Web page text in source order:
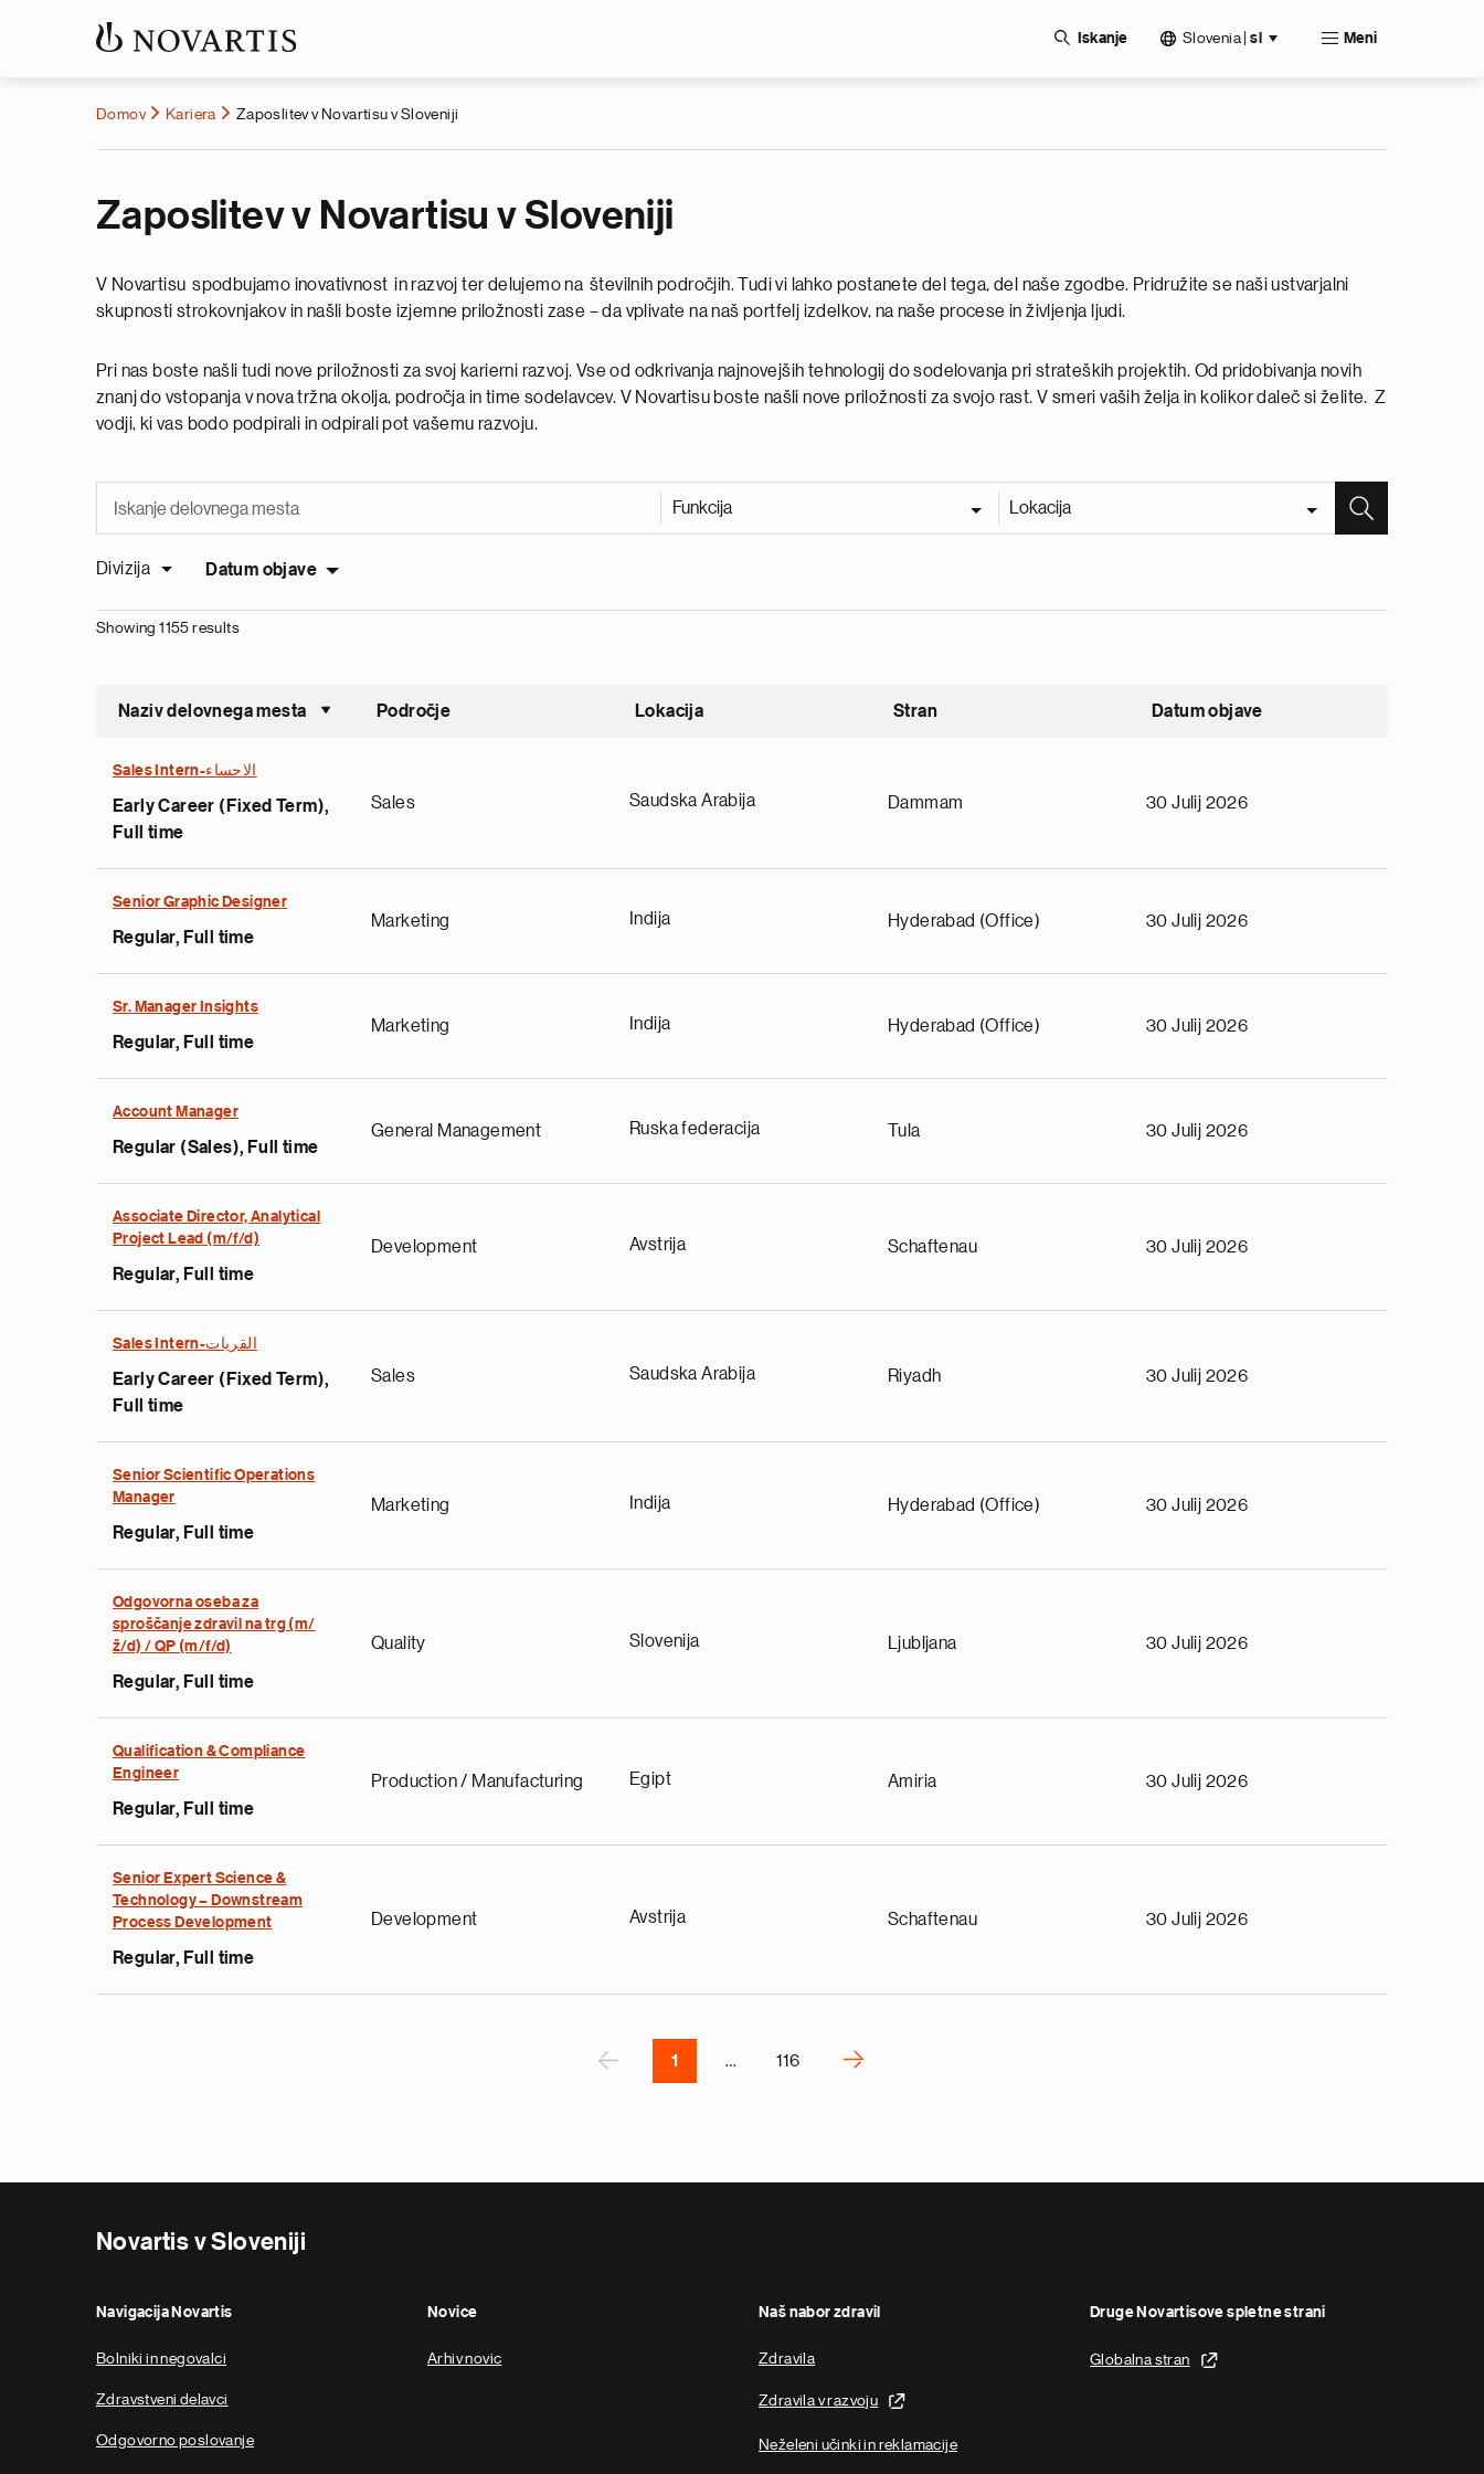
Iskanje Slovenia sl Meni
Domov Kariera Zaposlitev v Novartisu v Sloveniji
Zaposlitev v Novartisu v Sloveniji
V Novartisu spodbujamo inovativnost in razvoj ter delujemo na številnih področjih. Tudi vi lahko postanete del tega, del naše zgodbe. Pridružite se naši ustvarjalni
skupnosti strokovnjakov in našli boste izjemne priložnosti zase – da vplivate na naš portfelj izdelkov, na naše procese in življenja ljudi.
Pri nas boste našli tudi nove priložnosti za svoj karierni razvoj. Vse od odkrivanja najnovejših tehnologij do sodelovanja pri strateških projektih. Od pridobivanja novih
znanj do vstopanja v nova tržna okolja, področja in time sodelavcev. V Novartisu boste našli nove priložnosti za svojo rast. V smeri vaših želja in kolikor daleč si želite. Z
vodji, ki vas bodo podpirali in odpirali pot vašemu razvoju.
Funkcija Lokacija
Divizija Datum objave
Showing 1155 results
Naziv delovnega mesta
Sort ascending
Področje Lokacija Stran Datum objave
Sales Intern-الاحساء
Early Career (Fixed Term),
Full time
Sales Saudska Arabija Dammam 30 Julij 2026
Senior Graphic Designer
Regular, Full time
Marketing Indija Hyderabad (Office) 30 Julij 2026
Sr. Manager Insights
Regular, Full time
Marketing Indija Hyderabad (Office) 30 Julij 2026
Account Manager
Regular (Sales), Full time
General Management Ruska federacija Tula 30 Julij 2026
Associate Director, Analytical
Project Lead (m/f/d)
Regular, Full time
Development Avstrija Schaftenau 30 Julij 2026
Sales Intern-القريات
Early Career (Fixed Term),
Full time
Sales Saudska Arabija Riyadh 30 Julij 2026
Senior Scientific Operations
Manager
Regular, Full time
Marketing Indija Hyderabad (Office) 30 Julij 2026
Odgovorna oseba za
sproščanje zdravil na trg (m/
ž/d) / QP (m/f/d)
Regular, Full time
Quality Slovenija Ljubljana 30 Julij 2026
Qualification & Compliance
Engineer
Regular, Full time
Production / Manufacturing Egipt Amiria 30 Julij 2026
Senior Expert Science &
Technology – Downstream
Process Development
Regular, Full time
Development Avstrija Schaftenau 30 Julij 2026
‹
p
g
1 … 116
›
Novartis v Sloveniji
Navigacija Novartis
Bolniki in negovalci
Zdravstveni delavci
Odgovorno poslovanje
Novice
Arhiv novic
Naš nabor zdravil
Zdravila
Zdravila v razvoju
Neželeni učinki in reklamacije
Druge Novartisove spletne strani
Globalna stran